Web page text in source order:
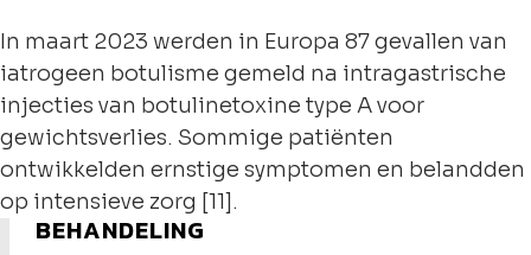
In maart 2023 werden in Europa 87 gevallen van
iatrogeen botulisme gemeld na intragastrische
injecties van botulinetoxine type A voor
gewichtsverlies. Sommige patiënten
ontwikkelden ernstige symptomen en belandden
op intensieve zorg [11].
BEHANDELING